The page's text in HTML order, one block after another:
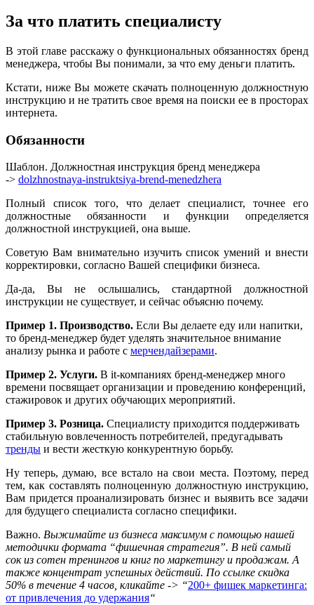
За что платить специалисту
В этой главе расскажу о функциональных обязанностях бренд
менеджера, чтобы Вы понимали, за что ему деньги платить.
Кстати, ниже Вы можете скачать полноценную должностную
инструкцию и не тратить свое время на поиски ее в просторах
интернета.
Обязанности
Шаблон. Должностная инструкция бренд менеджера
-> dolzhnostnaya-instruktsiya-brend-menedzhera
Полный список того, что делает специалист, точнее его
должностные обязанности и функции определяется
должностной инструкцией, она выше.
Советую Вам внимательно изучить список умений и внести
корректировки, согласно Вашей специфики бизнеса.
Да-да, Вы не ослышались, стандартной должностной
инструкции не существует, и сейчас объясню почему.
Пример 1. Производство. Если Вы делаете еду или напитки,
то бренд-менеджер будет уделять значительное внимание
анализу рынка и работе с мерчендайзерами.
Пример 2. Услуги. В it-компаниях бренд-менеджер много
времени посвящает организации и проведению конференций,
стажировок и других обучающих мероприятий.
Пример 3. Розница. Специалисту приходится поддерживать
стабильную вовлеченность потребителей, предугадывать
тренды и вести жесткую конкурентную борьбу.
Ну теперь, думаю, все встало на свои места. Поэтому, перед
тем, как составлять полноценную должностную инструкцию,
Вам придется проанализировать бизнес и выявить все задачи
для будущего специалиста согласно специфики.
Важно. Выжимайте из бизнеса максимум с помощью нашей
методички формата “фишечная стратегия”. В ней самый
сок из сотен тренингов и книг по маркетингу и продажам. А
также концентрат успешных действий. По ссылке скидка
50% в течение 4 часов, кликайте -> “200+ фишек маркетинга:
от привлечения до удержания“